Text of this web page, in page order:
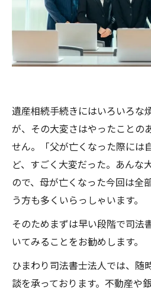
遺産相続手続きにはいろいろな
が、その大変さはやったことの
せん。「父が亡くなった際には
ど、すごく大変だった。あんな
ので、母が亡くなった今回は全
う方も多くいらっしゃいます。
そのためまずは早い段階で司法
いてみることをお勧めします。
ひまわり司法書士法人では、随
談を承っております。不動産や